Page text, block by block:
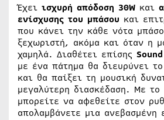
Έχει ισχυρή απόδοση 30W και
ενίσχυσης του μπάσου και
που κάνει την κάθε νότα
ξεχωριστή, ακόμα και όταν η
χαμηλά. Διαθέτει επίσης Sound
με ένα πάτημα θα διευρύνει
και θα παίξει τη μουσική
μεγαλύτερη διασκέδαση. Με το
μπορείτε να αφεθείτε στον
απολαμβάνετε μια ανεβασμένη